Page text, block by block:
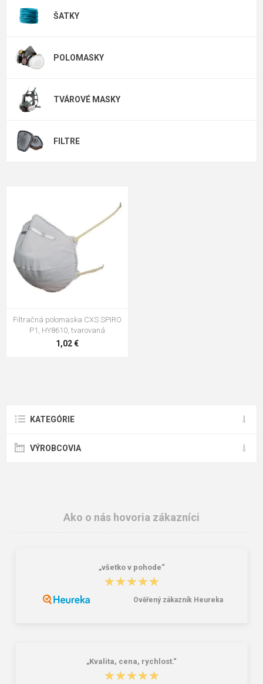
ŠATKY
POLOMASKY
TVÁROVÉ MASKY
FILTRE
Filtračná polomaska CXS SPIRO
P1, HY8610, tvarovaná
1,02 €
KATEGÓRIE
VÝROBCOVIA
Ako o nás hovoria zákazníci
„všetko v pohode“
★★★★★
★★★★★
Ověřený zákazník Heureka
„Kvalita, cena, rychlost.“
★★★★★
★★★★★